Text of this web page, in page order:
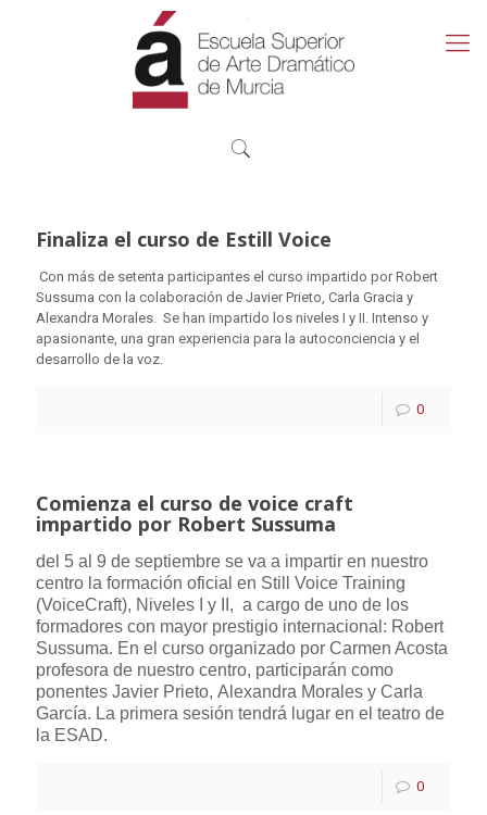
Finaliza el curso de Estill Voice
Con más de setenta participantes el curso impartido por Robert
Sussuma con la colaboración de Javier Prieto, Carla Gracia y
Alexandra Morales. Se han impartido los niveles I y II. Intenso y
apasionante, una gran experiencia para la autoconciencia y el
desarrollo de la voz.
0
Comienza el curso de voice craft
impartido por Robert Sussuma
del 5 al 9 de septiembre se va a impartir en nuestro
centro la formación oficial en Still Voice Training
(VoiceCraft), Niveles I y II, a cargo de uno de los
formadores con mayor prestigio internacional: Robert
Sussuma. En el curso organizado por Carmen Acosta
profesora de nuestro centro, participarán como
ponentes Javier Prieto, Alexandra Morales y Carla
García. La primera sesión tendrá lugar en el teatro de
la ESAD.
0